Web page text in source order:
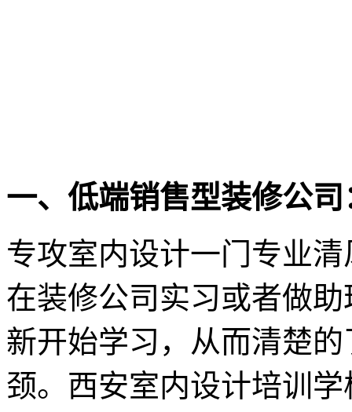
一、低端销售型装修公司
专攻室内设计一门专业
在装修公司实习或者做
新开始学习，从而清楚
颈。西安室内设计培训